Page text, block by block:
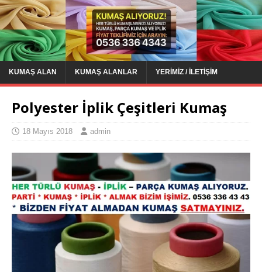
KUMAŞ ALAN KUMAŞ ALANLAR YERIMIZ / İLETIŞIM
Polyester İplik Çeşitleri Kumaş
18 Mayıs 2018 admin